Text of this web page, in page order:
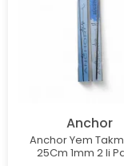
Anchor
Anchor Yem
25Cm 1mm 2 li